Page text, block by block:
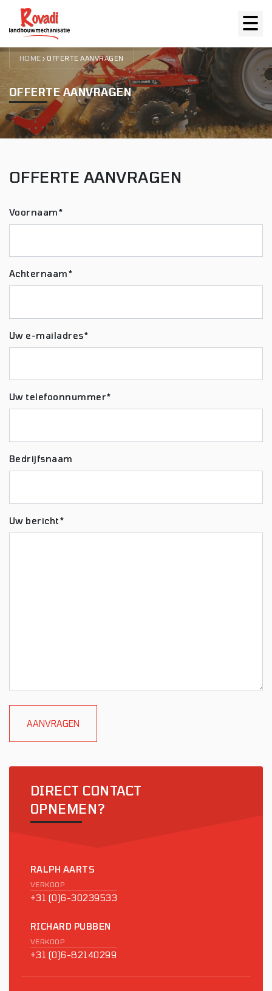
HOME › OFFERTE AANVRAGEN
OFFERTE AANVRAGEN
OFFERTE AANVRAGEN
Voornaam*
Achternaam*
Uw e-mailadres*
Uw telefoonnummer*
Bedrijfsnaam
Uw bericht*
DIRECT CONTACT
OPNEMEN?
RALPH AARTS
VERKOOP
+31 (0)6-30239533
RICHARD PUBBEN
VERKOOP
+31 (0)6-82140299